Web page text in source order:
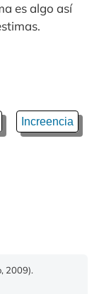
es algo así
Increencia
2009).